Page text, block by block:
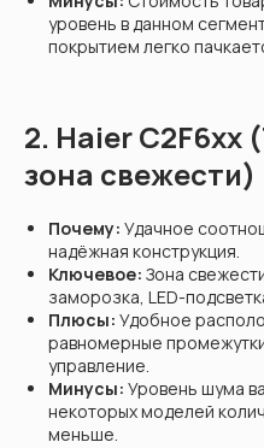
уровень в данном
покрытием легко
2. Haier C2F6xx
зона свежести)
Почему: Удачное
надёжная конструкция.
Ключевое: Зона
заморозка, LED-
Плюсы: Удобное
равномерные
управление.
Минусы: Уровень шума
некоторых моделей
меньше.